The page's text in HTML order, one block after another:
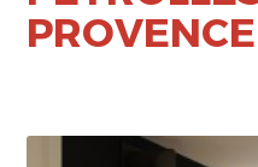
PROVENCE